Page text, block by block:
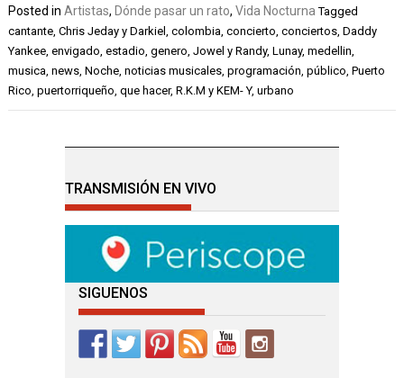
Posted inArtistas, Dónde pasar un rato,Vida Nocturna Tagged
cantante,Chris Jeday y Darkiel,colombia,concierto,conciertos,Daddy
Yankee,envigado,estadio,genero,Jowel y Randy,Lunay,medellin,
musica,news,Noche,noticias musicales,programación,público,Puerto
Rico,puertorriqueño,que hacer,R.K.M y KEM- Y,urbano
TRANSMISIÓN EN VIVO
SIGUENOS